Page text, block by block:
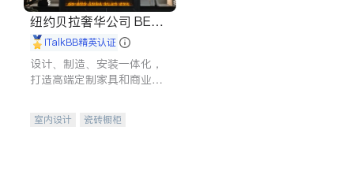
纽约贝拉奢华公司 BELL
A LUXE
iTalkBB精英认证
设计、制造、安装一体化，
打造高端定制家具和商业空
室内设计
瓷砖橱柜